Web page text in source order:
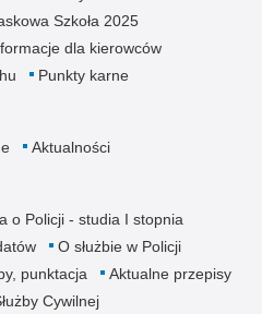
Szkoła 2025
dla kierowców
Punkty karne
Aktualności
o Policji - studia I stopnia
O służbie w Policji
punktacja
Aktualne przepisy
Cywilnej